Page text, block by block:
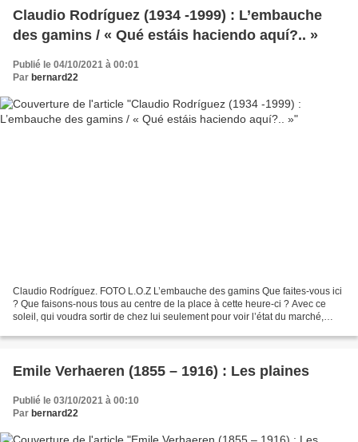
Claudio Rodríguez (1934 -1999) : L’embauche
des gamins / « Qué estáis haciendo aquí?.. »
Publié le 04/10/2021 à 00:01
Par bernard22
Claudio Rodríguez. FOTO L.O.Z L’embauche des gamins Que faites-vous ici
? Que faisons-nous tous au centre de la place à cette heure-ci ? Avec ce
soleil, qui voudra sortir de chez lui seulement pour voir l’état du marché,
Emile Verhaeren (1855 – 1916) : Les plaines
Publié le 03/10/2021 à 00:10
Par bernard22